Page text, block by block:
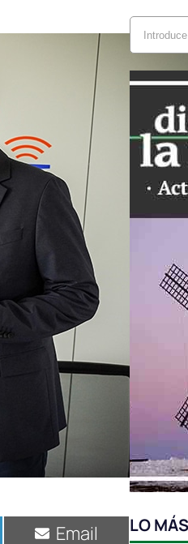
Compartir
Email
LO